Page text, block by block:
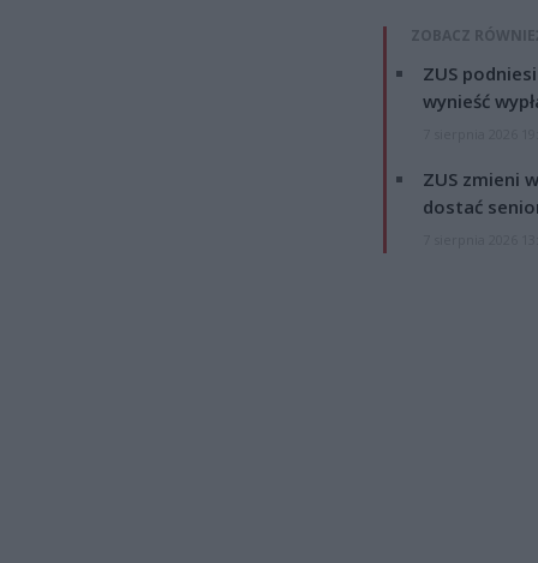
ZOBACZ
ZUS
wynieść
ZUS zmieni
dostać